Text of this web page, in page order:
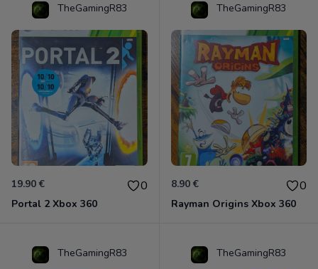
TheGamingR83
19.90 € 0
Portal 2 Xbox 360
TheGamingR83
8.90 € 0
Rayman Origins Xbox 360
TheGamingR83 TheGamingR83